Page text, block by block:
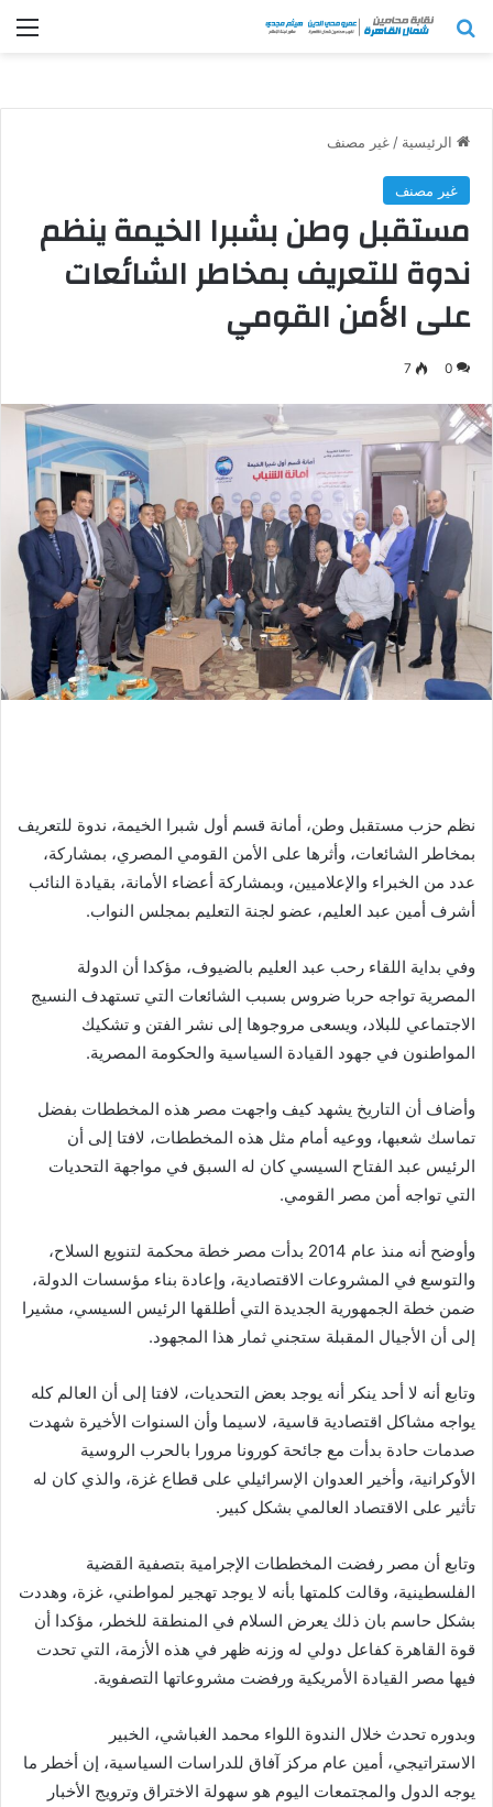
بحث عن
الرئيسية / غير مصنف
غير مصنف
مستقبل وطن بشبرا الخيمة ينظم
ندوة للتعريف بمخاطر الشائعات
على الأمن القومي
0
7
نظم حزب مستقبل وطن، أمانة قسم أول شبرا الخيمة، ندوة للتعريف
بمخاطر الشائعات، وأثرها على الأمن القومي المصري، بمشاركة،
عدد من الخبراء والإعلاميين، وبمشاركة أعضاء الأمانة، بقيادة النائب
أشرف أمين عبد العليم، عضو لجنة التعليم بمجلس النواب.
وفي بداية اللقاء رحب عبد العليم بالضيوف، مؤكدا أن الدولة
المصرية تواجه حربا ضروس بسبب الشائعات التي تستهدف النسيج
الاجتماعي للبلاد، ويسعى مروجوها إلى نشر الفتن و تشكيك
المواطنون في جهود القيادة السياسية والحكومة المصرية.
وأضاف أن التاريخ يشهد كيف واجهت مصر هذه المخططات بفضل
تماسك شعبها، ووعيه أمام مثل هذه المخططات، لافتا إلى أن
الرئيس عبد الفتاح السيسي كان له السبق في مواجهة التحديات
التي تواجه أمن مصر القومي.
وأوضح أنه منذ عام 2014 بدأت مصر خطة محكمة لتنويع السلاح،
والتوسع في المشروعات الاقتصادية، وإعادة بناء مؤسسات الدولة،
ضمن خطة الجمهورية الجديدة التي أطلقها الرئيس السيسي، مشيرا
إلى أن الأجيال المقبلة ستجني ثمار هذا المجهود.
وتابع أنه لا أحد ينكر أنه يوجد بعض التحديات، لافتا إلى أن العالم كله
يواجه مشاكل اقتصادية قاسية، لاسيما وأن السنوات الأخيرة شهدت
صدمات حادة بدأت مع جائحة كورونا مرورا بالحرب الروسية
الأوكرانية، وأخير العدوان الإسرائيلي على قطاع غزة، والذي كان له
تأثير على الاقتصاد العالمي بشكل كبير.
وتابع أن مصر رفضت المخططات الإجرامية بتصفية القضية
الفلسطينية، وقالت كلمتها بأنه لا يوجد تهجير لمواطني، غزة، وهددت
بشكل حاسم بان ذلك يعرض السلام في المنطقة للخطر، مؤكدا أن
قوة القاهرة كفاعل دولي له وزنه ظهر في هذه الأزمة، التي تحدت
فيها مصر القيادة الأمريكية ورفضت مشروعاتها التصفوية.
وبدوره تحدث خلال الندوة اللواء محمد الغباشي، الخبير
الاستراتيجي، أمين عام مركز آفاق للدراسات السياسية، إن أخطر ما
يوجه الدول والمجتمعات اليوم هو سهولة الاختراق وترويج الأخبار